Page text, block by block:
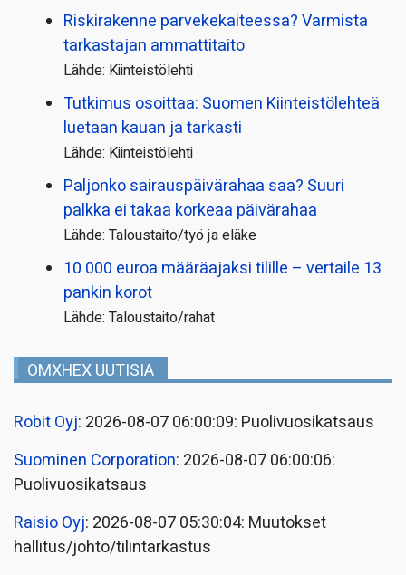
Riskirakenne parvekekaiteessa? Varmista
tarkastajan ammattitaito
Lähde: Kiinteistölehti
Tutkimus osoittaa: Suomen Kiinteistölehteä
luetaan kauan ja tarkasti
Lähde: Kiinteistölehti
Paljonko sairauspäivä­rahaa saa? Suuri
palkka ei takaa korkeaa päivärahaa
Lähde: Taloustaito/työ ja eläke
10 000 euroa määräajaksi tilille – vertaile 13
pankin korot
Lähde: Taloustaito/rahat
OMXHEX UUTISIA
Robit Oyj: 2026-08-07 06:00:09: Puolivuosikatsaus
Suominen Corporation: 2026-08-07 06:00:06:
Puolivuosikatsaus
Raisio Oyj: 2026-08-07 05:30:04: Muutokset
hallitus/johto/tilintarkastus